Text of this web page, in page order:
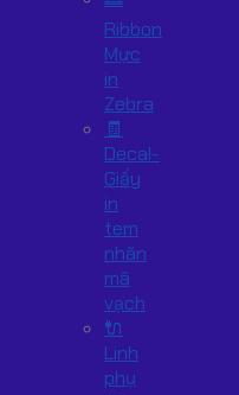
Ribbon
Mực
in
Zebra
🧾
Decal-
Giấy
in
tem
nhãn
mã
vạch
🔌
Linh
phụ